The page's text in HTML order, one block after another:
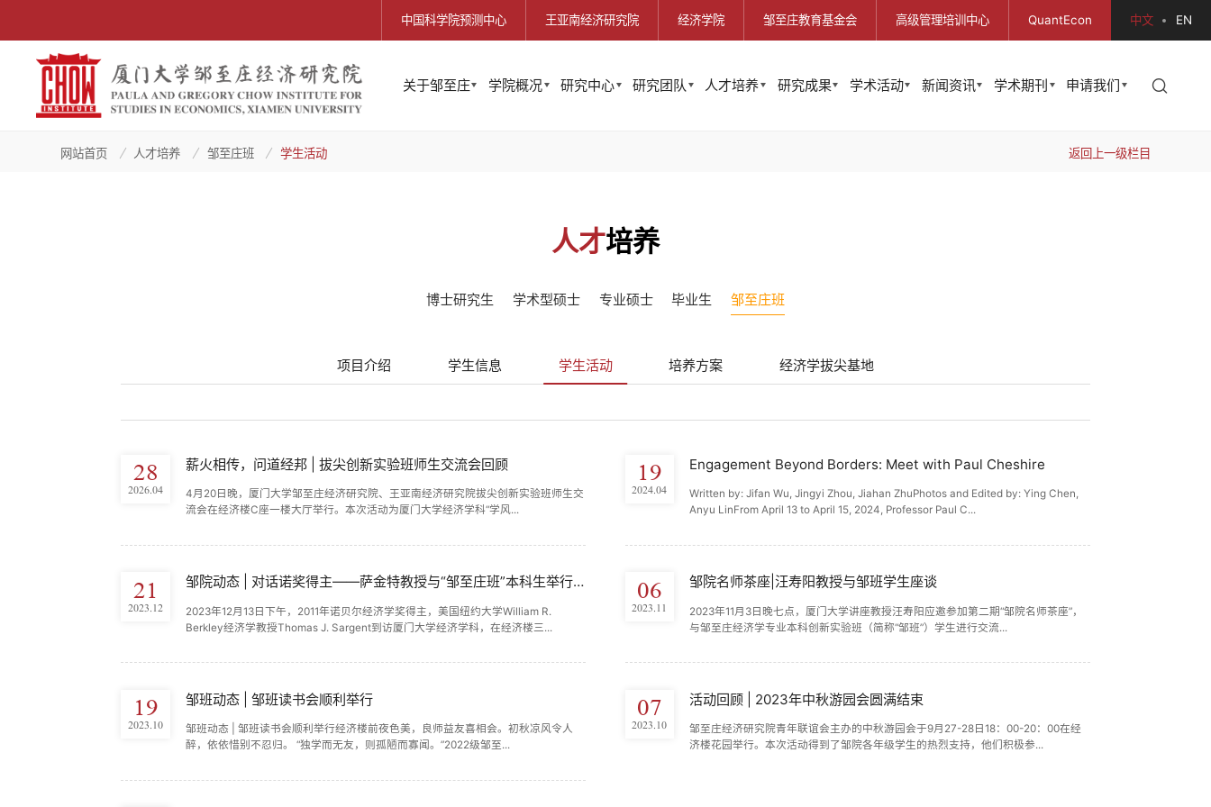
中国科学院预测中心 王亚南经济研究院 经济学院 邹至庄教育基金会 高级管理培训中心 QuantEcon 中文 EN
关于邹至庄 学院概况 研究中心 研究团队 人才培养 研究成果 学术活动 新闻资讯 学术期刊 申请我们
网站首页 人才培养 邹至庄班 学生活动 返回上一级栏目
人才培养
博士研究生 学术型硕士 专业硕士 毕业生 邹至庄班
项目介绍 学生信息 学生活动 培养方案 经济学拔尖基地
28
2026.04
薪火相传，问道经邦 | 拔尖创新实验班师生交流会回顾
4月20日晚，厦门大学邹至庄经济研究院、王亚南经济研究院拔尖创新实验班师生交
流会在经济楼C座一楼大厅举行。本次活动为厦门大学经济学科“学风...
19
2024.04
Engagement Beyond Borders: Meet with Paul Cheshire
Written by: Jifan Wu, Jingyi Zhou, Jiahan ZhuPhotos and Edited by: Ying Chen,
Anyu LinFrom April 13 to April 15, 2024, Professor Paul C...
21
2023.12
邹院动态 | 对话诺奖得主——萨金特教授与“邹至庄班”本科生举行“下午茶...
2023年12月13日下午，2011年诺贝尔经济学奖得主，美国纽约大学William R.
Berkley经济学教授Thomas J. Sargent到访厦门大学经济学科，在经济楼三...
06
2023.11
邹院名师茶座|汪寿阳教授与邹班学生座谈
2023年11月3日晚七点，厦门大学讲座教授汪寿阳应邀参加第二期“邹院名师茶座”，
与邹至庄经济学专业本科创新实验班（简称“邹班”）学生进行交流...
19
2023.10
邹班动态 | 邹班读书会顺利举行
邹班动态 | 邹班读书会顺利举行经济楼前夜色美，良师益友喜相会。初秋凉风令人
醉，依依惜别不忍归。 “独学而无友，则孤陋而寡闻。”2022级邹至...
07
2023.10
活动回顾 | 2023年中秋游园会圆满结束
邹至庄经济研究院青年联谊会主办的中秋游园会于9月27-28日18：00-20：00在经
济楼花园举行。本次活动得到了邹院各年级学生的热烈支持，他们积极参...